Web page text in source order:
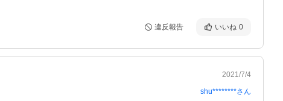
違反報告 いいね 0
2021/7/4
shu********さん